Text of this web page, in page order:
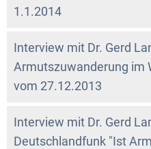
1.1.2014
Interview mit Dr. Gerd
Armutszuwanderung im
vom 27.12.2013
Interview mit Dr. Gerd
Deutschlandfunk "Ist